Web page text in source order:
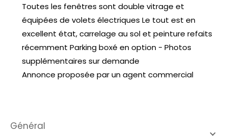
Toutes les fenêtres sont double vitrage et
équipées de volets électriques Le tout est en
excellent état, carrelage au sol et peinture refaits
récemment Parking boxé en option - Photos
supplémentaires sur demande
Annonce proposée par un agent commercial
général